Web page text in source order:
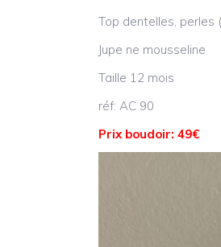
Top dentelles, perles
Jupe ne mousseline
Taille 12 mois
réf: AC 90
Prix boudoir: 49€